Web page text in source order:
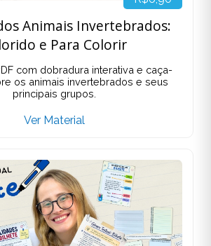
Animais Invertebrados:
e Para Colorir
com dobradura interativa e caça-
os animais invertebrados e seus
principais grupos.
Ver Material